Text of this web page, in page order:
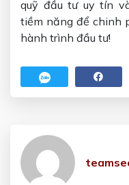
quỹ đầu tư uy tín
tiềm năng để chinh
hành trình đầu tư!